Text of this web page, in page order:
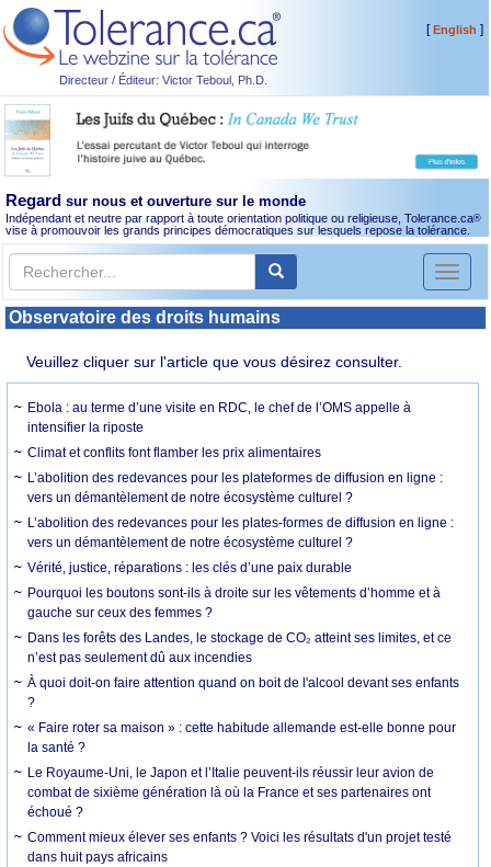
Directeur / Éditeur: Victor Teboul, Ph.D.
[English ]
Regard sur nous et ouverture sur le monde
Indépendant et neutre par rapport à toute orientation politique ou religieuse, Tolerance.ca®
vise à promouvoir les grands principes démocratiques sur lesquels repose la tolérance.
Toggle
Observatoire des droits humains
Veuillez cliquer sur l'article que vous désirez consulter.
Ebola : au terme d’une visite en RDC, le chef de l’OMS appelle à
intensifier la riposte
Climat et conflits font flamber les prix alimentaires
L’abolition des redevances pour les plateformes de diffusion en ligne :
vers un démantèlement de notre écosystème culturel ?
L’abolition des redevances pour les plates-formes de diffusion en ligne :
vers un démantèlement de notre écosystème culturel ?
Vérité, justice, réparations : les clés d’une paix durable
Pourquoi les boutons sont-ils à droite sur les vêtements d’homme et à
gauche sur ceux des femmes ?
Dans les forêts des Landes, le stockage de CO₂ atteint ses limites, et ce
n’est pas seulement dû aux incendies
À quoi doit-on faire attention quand on boit de l'alcool devant ses enfants
?
« Faire roter sa maison » : cette habitude allemande est-elle bonne pour
la santé ?
Le Royaume-Uni, le Japon et l’Italie peuvent-ils réussir leur avion de
combat de sixième génération là où la France et ses partenaires ont
échoué ?
Comment mieux élever ses enfants ? Voici les résultats d'un projet testé
dans huit pays africains